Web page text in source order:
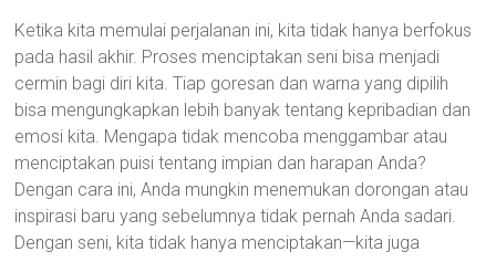
Ketika kita memulai perjalanan ini, kita tidak hanya berfokus
pada hasil akhir. Proses menciptakan seni bisa menjadi
cermin bagi diri kita. Tiap goresan dan warna yang dipilih
bisa mengungkapkan lebih banyak tentang kepribadian dan
emosi kita. Mengapa tidak mencoba menggambar atau
menciptakan puisi tentang impian dan harapan Anda?
Dengan cara ini, Anda mungkin menemukan dorongan atau
inspirasi baru yang sebelumnya tidak pernah Anda sadari.
Dengan seni, kita tidak hanya menciptakan—kita juga